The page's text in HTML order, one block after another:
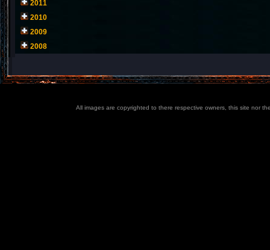
2011
2010
2009
2008
All images are copyrighted to there respective owners, this site nor